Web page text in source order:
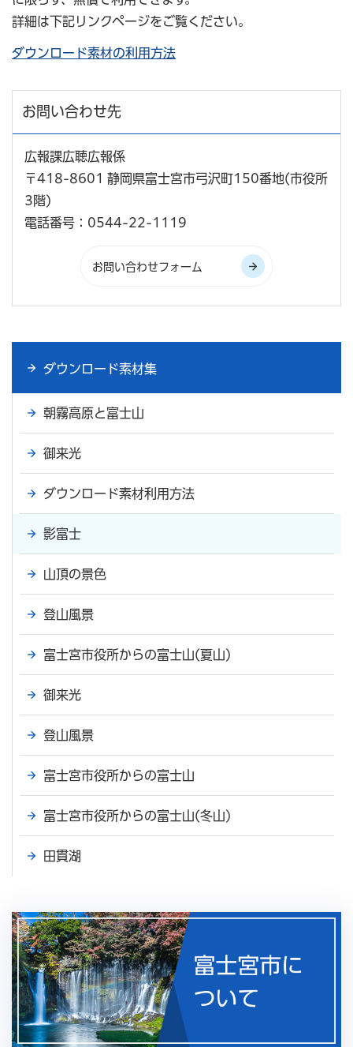
詳細は下記リンクページをご覧ください。
ダウンロード素材の利用方法
お問い合わせ先
広報課広聴広報係
〒418-8601 静岡県富士宮市弓沢町150番地(市役所
3階)
電話番号：0544-22-1119
ダウンロード素材集
朝霧高原と富士山
御来光
ダウンロード素材利用方法
影富士
山頂の景色
登山風景
富士宮市役所からの富士山(夏山)
御来光
登山風景
富士宮市役所からの富士山
富士宮市役所からの富士山(冬山)
田貫湖